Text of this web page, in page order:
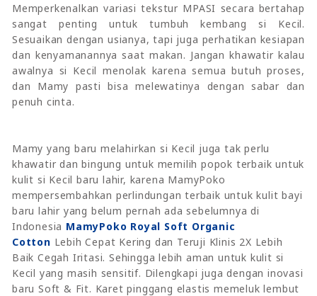
Memperkenalkan variasi tekstur MPASI secara bertahap
sangat penting untuk tumbuh kembang si Kecil.
Sesuaikan dengan usianya, tapi juga perhatikan kesiapan
dan kenyamanannya saat makan. Jangan khawatir kalau
awalnya si Kecil menolak karena semua butuh proses,
dan Mamy pasti bisa melewatinya dengan sabar dan
penuh cinta.
Mamy yang baru melahirkan si Kecil juga tak perlu
khawatir dan bingung untuk memilih popok terbaik untuk
kulit si Kecil baru lahir, karena MamyPoko
mempersembahkan perlindungan terbaik untuk kulit bayi
baru lahir yang belum pernah ada sebelumnya di
Indonesia MamyPoko Royal Soft Organic
Cotton Lebih Cepat Kering dan Teruji Klinis 2X Lebih
Baik Cegah Iritasi. Sehingga lebih aman untuk kulit si
Kecil yang masih sensitif. Dilengkapi juga dengan inovasi
baru Soft & Fit. Karet pinggang elastis memeluk lembut